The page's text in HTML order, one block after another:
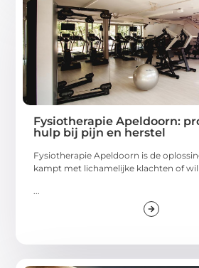
Fysiotherapie Apeldoorn:
hulp bij pijn en herstel
Fysiotherapie Apeldoorn is de
kampt met lichamelijke klachten of
...